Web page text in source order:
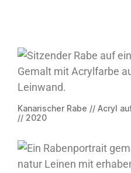
Kanarischer Rabe // Acryl
// 2020